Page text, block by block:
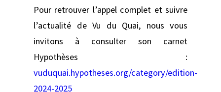
Pour retrouver l’appel complet et suivre
l’actualité de Vu du Quai, nous vous
invitons à consulter son carnet
Hypothèses :
vuduquai.hypotheses.org/category/edition-
2024-2025